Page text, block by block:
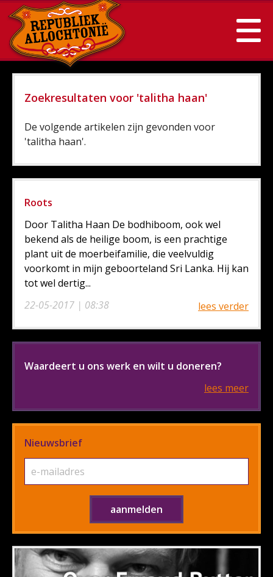
Zoekresultaten voor 'talitha haan'
De volgende artikelen zijn gevonden voor
'talitha haan'.
Roots
22-05-2017 | 08:38
Door Talitha Haan De bodhiboom, ook wel
bekend als de heilige boom, is een prachtige
plant uit de moerbeifamilie, die veelvuldig
voorkomt in mijn geboorteland Sri Lanka. Hij kan
tot wel dertig...
lees verder
Waardeert u ons werk en wilt u doneren?
lees meer
Nieuwsbrief